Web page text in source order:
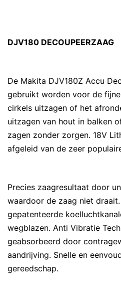
DJV180 DECOUPEERZAAG
De Makita DJV180Z Accu
gebruikt worden voor de
cirkels uitzagen of het
uitzagen van hout in balken
zagen zonder zorgen. 18V
afgeleid van de zeer
Precies zaagresultaat door
waardoor de zaag niet
gepatenteerde
wegblazen. Anti Vibratie
geabsorbeerd door
aandrijving. Snelle en
gereedschap.